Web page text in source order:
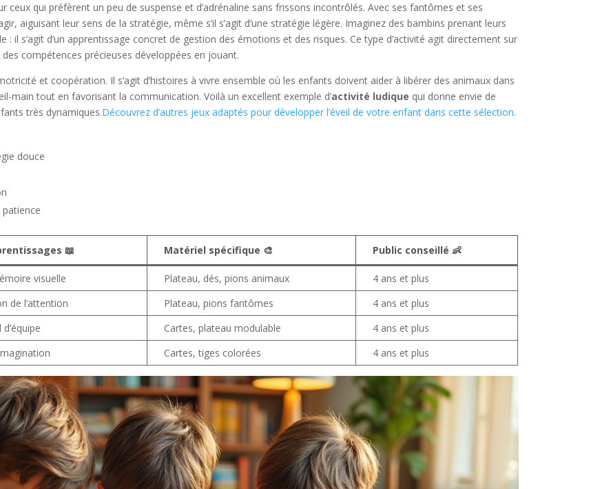
ceux qui préfèrent un peu de suspense et d’adrénaline sans frissons incontrôlés. Avec ses fantômes et ses
aiguisant leur sens de la stratégie, même s’il s’agit d’une stratégie légère. Imaginez des bambins prenant leurs
il s’agit d’un apprentissage concret de gestion des émotions et des risques. Ce type d’activité agit directement sur
compétences précieuses développées en jouant.
et coopération. Il s’agit d’histoires à vivre ensemble où les enfants doivent aider à libérer des animaux dans
main tout en favorisant la communication. Voilà un excellent exemple d’activité ludique qui donne envie de
très dynamiques.Découvrez d’autres jeux adaptés pour développer l’éveil de votre enfant dans cette sélection.
douce
📖 Matériel spécifique 🎨 Public conseillé 👶
visuelle Plateau, dés, pions animaux
4 ans et plus
de l’attention Plateau, pions fantômes
4 ans et plus
Cartes, plateau modulable
4 ans et plus
Cartes, tiges colorées 4 ans et plus